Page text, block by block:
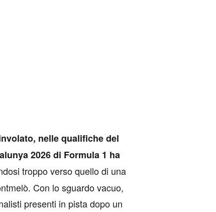
nelle qualifiche del
2026 di Formula 1 ha
troppo verso quello di una
Con lo sguardo vacuo,
presenti in pista dopo un